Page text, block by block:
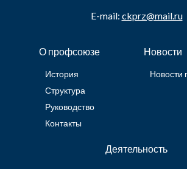
E-mail: ckprz@mail.ru
О профсоюзе
История
Структура
Руководство
Контакты
Новости
Новости
Деятельность